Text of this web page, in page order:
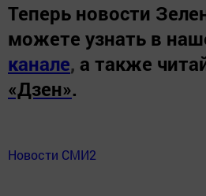
Теперь новости
можете узнать в
канале, а также
«Дзен».
Новости СМИ2